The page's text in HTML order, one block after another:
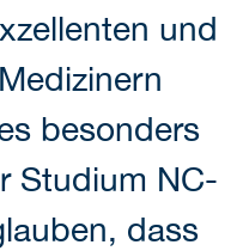
und
besonders
Studium NC-
dass